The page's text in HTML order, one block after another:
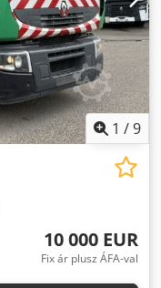
1 /9
10 000 EUR
Fix ár plusz ÁFA-val